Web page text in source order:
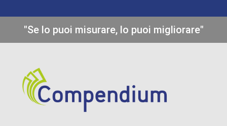
"Se lo puoi misurare, lo puoi migliorare"